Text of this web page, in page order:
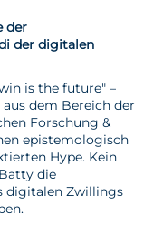
der
der digitalen
is the future" –
dem Bereich der
Forschung &
epistemologisch
Hype. Kein
die
digitalen Zwillings